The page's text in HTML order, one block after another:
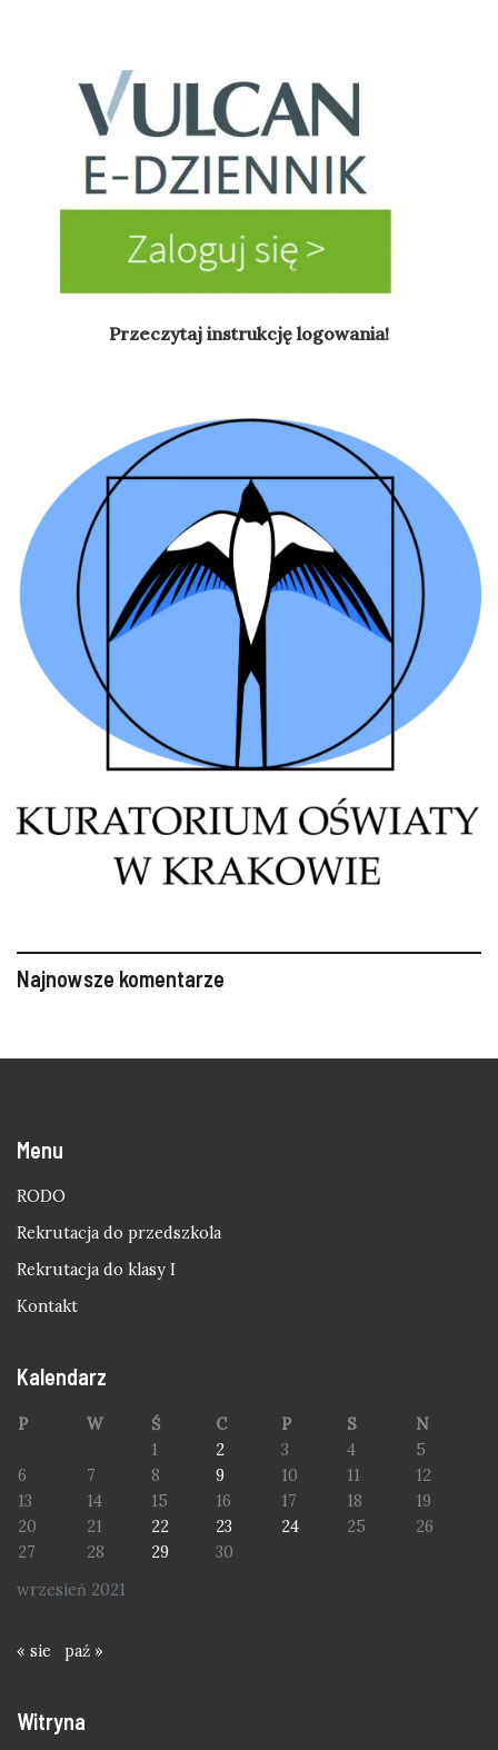
Przeczytaj instrukcję logowania!
Najnowsze komentarze
Menu
RODO
Rekrutacja do przedszkola
Rekrutacja do klasy I
Kontakt
Kalendarz
wrzesień 2021
P W Ś C P S
N
1
2 3 4
5
6
7 8 9 10 11
12
13
14 15 16 17 18
19
20
21 22 23 24 25
26
27
28 29 30
« sie paź »
Witryna